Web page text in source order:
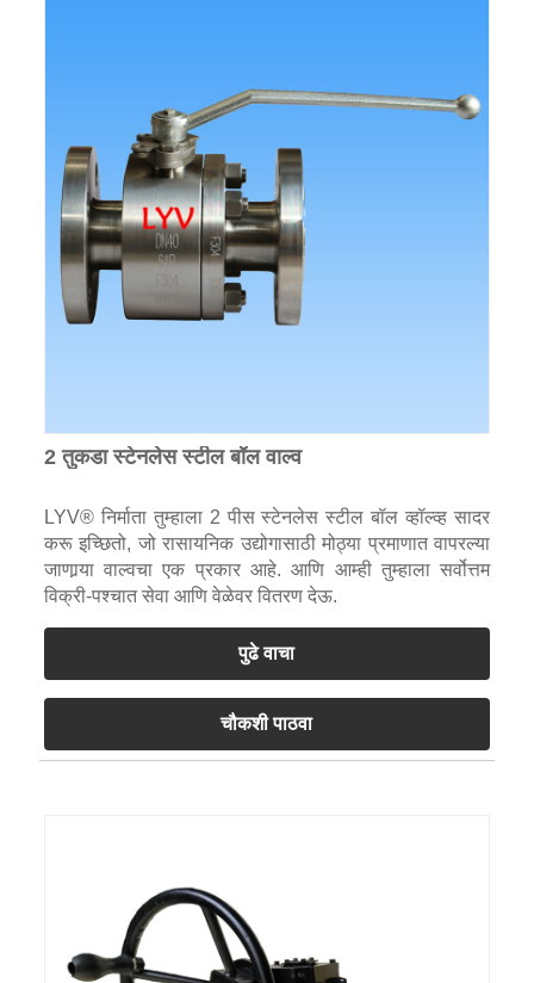
2 तुकडा स्टेनलेस स्टील बॉल वाल्व
LYV® निर्माता तुम्हाला 2 पीस स्टेनलेस स्टील बॉल व्हॉल्व्ह सादर
करू इच्छितो, जो रासायनिक उद्योगासाठी मोठ्या प्रमाणात वापरल्या
जाणार्‍या वाल्वचा एक प्रकार आहे. आणि आम्ही तुम्हाला सर्वोत्तम
विक्री-पश्चात सेवा आणि वेळेवर वितरण देऊ.
पुढे वाचा
चौकशी पाठवा